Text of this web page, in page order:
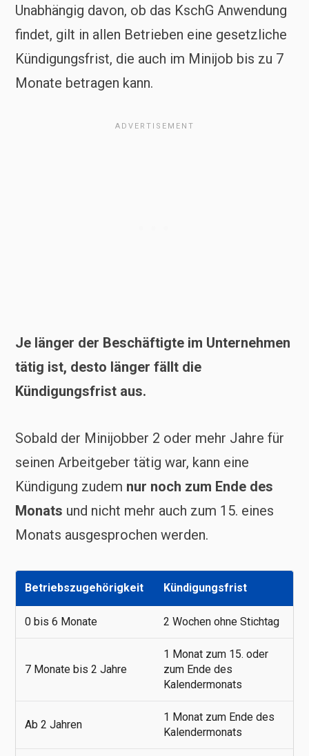
Unabhängig davon, ob das KschG Anwendung
findet, gilt in allen Betrieben eine gesetzliche
Kündigungsfrist, die auch im Minijob bis zu 7
Monate betragen kann.
Je länger der Beschäftigte im Unternehmen
tätig ist, desto länger fällt die
Kündigungsfrist aus.
Sobald der Minijobber 2 oder mehr Jahre für
seinen Arbeitgeber tätig war, kann eine
Kündigung zudem nur noch zum Ende des
Monats und nicht mehr auch zum 15. eines
Monats ausgesprochen werden.
Betriebszugehörigkeit Kündigungsfrist
0 bis 6 Monate 2 Wochen ohne Stichtag
7 Monate bis 2 Jahre
1 Monat zum 15. oder
zum Ende des
Kalendermonats
Ab 2 Jahren
1 Monat zum Ende des
Kalendermonats